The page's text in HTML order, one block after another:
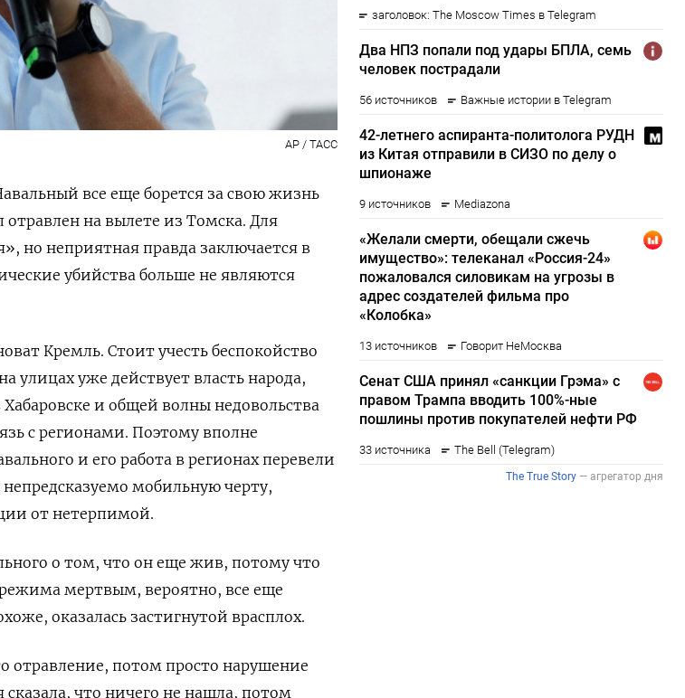
AP / ТАСС
все еще борется за свою жизнь
на вылете из Томска. Для
но неприятная правда заключается в
убийства больше не являются
Кремль. Стоит учесть беспокойство
улицах уже действует власть народа,
и общей волны недовольства
с регионами. Поэтому вполне
и его работа в регионах перевели
мобильную черту,
от нетерпимой.
о том, что он еще жив, потому что
мертвым, вероятно, все еще
оказалась застигнутой врасплох.
отравление, потом просто нарушение
что ничего не нашла, потом